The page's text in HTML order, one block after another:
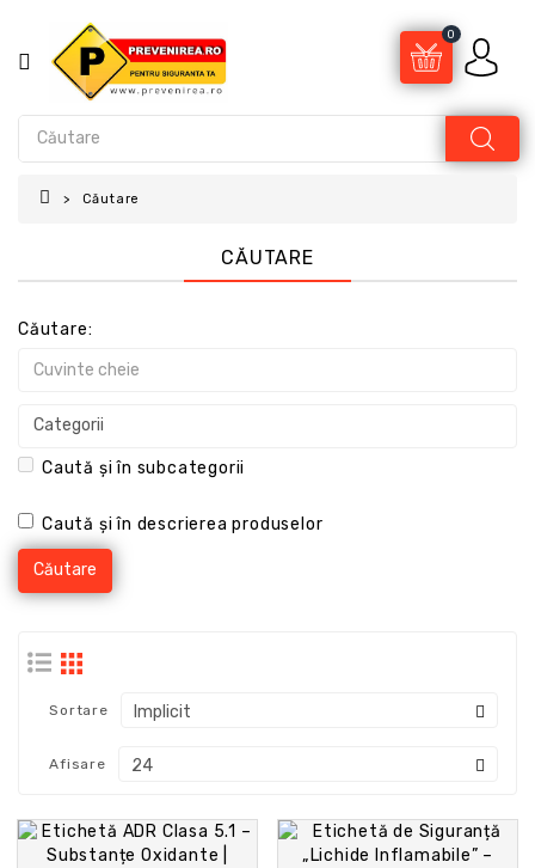
0
Căutare
CĂUTARE
Căutare:
Caută și în subcategorii
Caută și în descrierea produselor
Sortare
Afisare